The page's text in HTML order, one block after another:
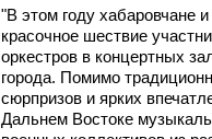
"В этом году хабаровчане
красочное шествие
оркестров в концертных
города. Помимо
сюрпризов и ярких
Дальнем Востоке